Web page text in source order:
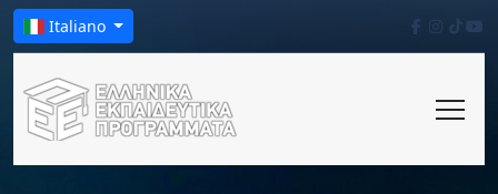
Italiano